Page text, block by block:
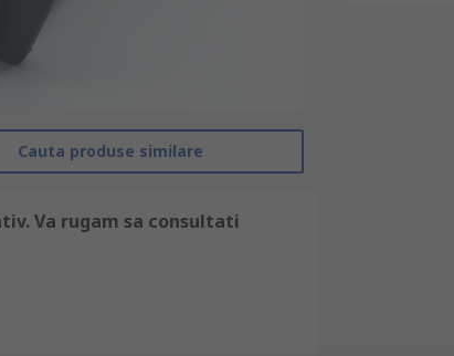
Cauta produse similare
Va rugam sa consultati